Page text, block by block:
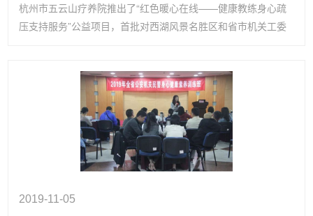
杭州市五云山疗养院推出了“红色暖心在线——健康教练身心疏
压支持服务”公益项目，首批对西湖风景名胜区和省市机关工委
2019-11-05